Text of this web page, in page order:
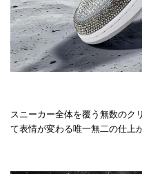
スニーカー全体を覆う無数のク
て表情が変わる唯一無二の仕上